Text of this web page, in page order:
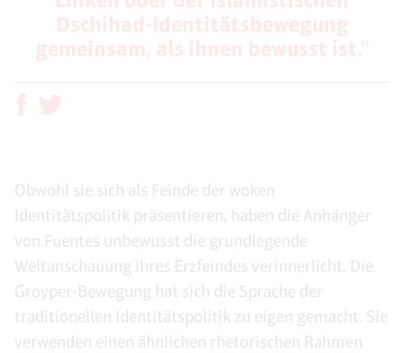
Obwohl sie sich als Feinde der woken
Identitätspolitik präsentieren, haben die Anhänger
von Fuentes unbewusst die grundlegende
Weltanschauung ihres Erzfeindes verinnerlicht. Die
Groyper-Bewegung hat sich die Sprache der
traditionellen Identitätspolitik zu eigen gemacht. Sie
verwenden einen ähnlichen rhetorischen Rahmen